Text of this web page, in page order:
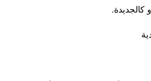
كالجديدة.